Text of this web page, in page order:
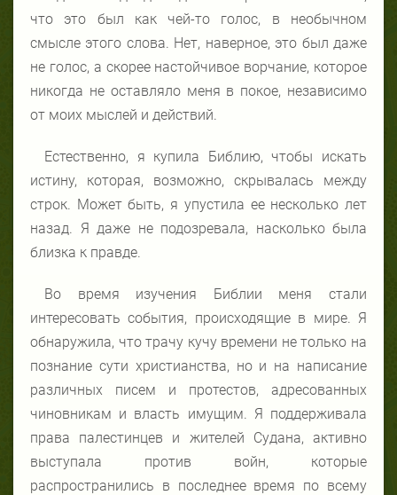
что это был как чей-то голос, в необычном
смысле этого слова. Нет, наверное, это был даже
не голос, а скорее настойчивое ворчание, которое
никогда не оставляло меня в покое, независимо
от моих мыслей и действий.
Естественно, я купила Библию, чтобы искать
истину, которая, возможно, скрывалась между
строк. Может быть, я упустила ее несколько лет
назад. Я даже не подозревала, насколько была
близка к правде.
Во время изучения Библии меня стали
интересовать события, происходящие в мире. Я
обнаружила, что трачу кучу времени не только на
познание сути христианства, но и на написание
различных писем и протестов, адресованных
чиновникам и власть имущим. Я поддерживала
права палестинцев и жителей Судана, активно
выступала против войн, которые
распространились в последнее время по всему